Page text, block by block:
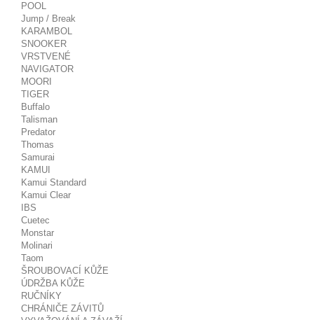
POOL
Jump / Break
KARAMBOL
SNOOKER
VRSTVENÉ
NAVIGATOR
MOORI
TIGER
Buffalo
Talisman
Predator
Thomas
Samurai
KAMUI
Kamui Standard
Kamui Clear
IBS
Cuetec
Monstar
Molinari
Taom
ŠROUBOVACÍ KŮŽE
ÚDRŽBA KŮŽE
RUČNÍKY
CHRÁNIČE ZÁVITŮ